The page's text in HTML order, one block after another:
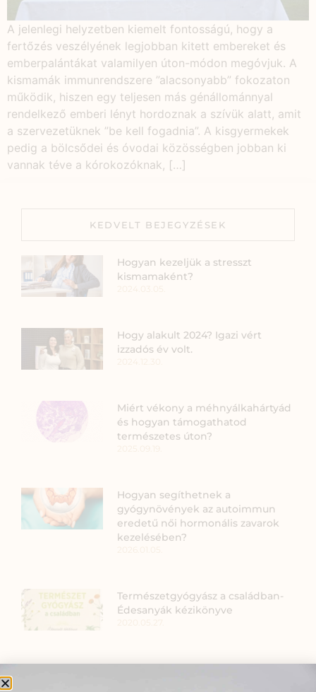
A jelenlegi helyzetben kiemelt fontosságú, hogy a
fertőzés veszélyének legjobban kitett embereket és
emberpalántákat valamilyen úton-módon megóvjuk. A
kismamák immunrendszere ”alacsonyabb” fokozaton
működik, hiszen egy teljesen más génállománnyal
rendelkező emberi lényt hordoznak a szívük alatt, amit
a szervezetüknek ”be kell fogadnia”. A kisgyermekek
pedig a bölcsődei és óvodai közösségben jobban ki
vannak téve a kórokozóknak, […]
KEDVELT BEJEGYZÉSEK
Hogyan kezeljük a stresszt
kismamaként?
Hogy alakult 2024? Igazi vért
izzadós év volt.
Miért vékony a méhnyálkahártyád
és hogyan támogathatod
természetes úton?
Hogyan segíthetnek a
gyógynövények az autoimmun
eredetű női hormonális zavarok
kezelésében?
Természetgyógyász a családban-
Édesanyák kézikönyve